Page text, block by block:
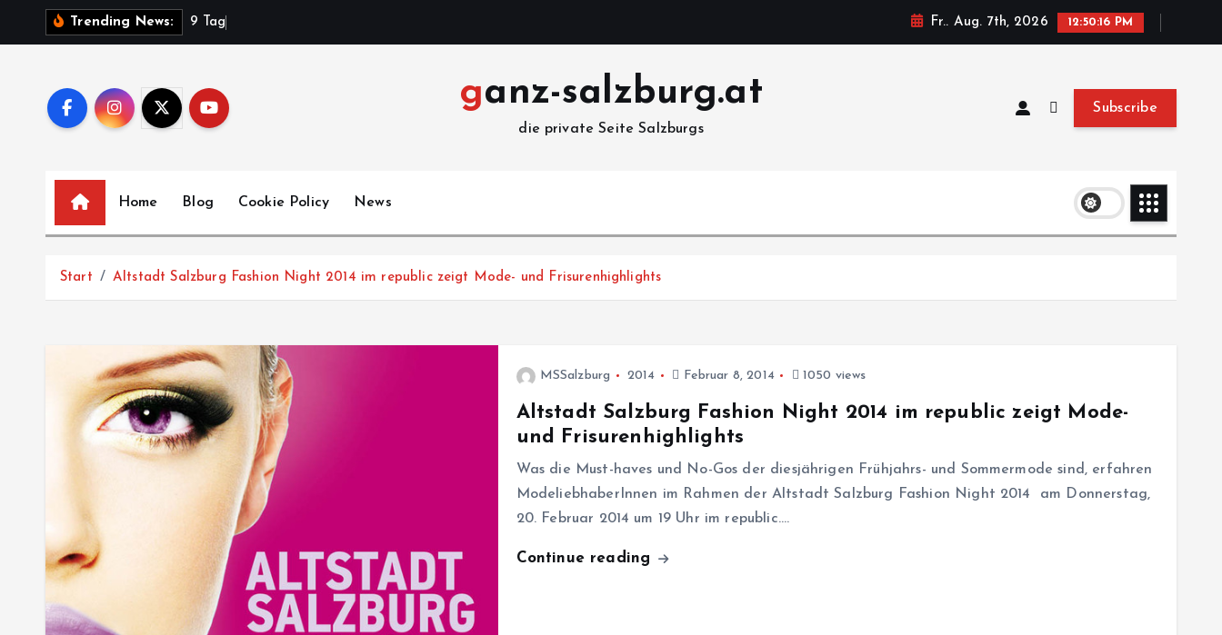
Trending News: 9 ag Fr.. Aug. 7th, 2026 12:50:16 PM
ganz-salzburg.at
die private Seite Salzburgs
Subscribe
Home Blog Cookie Policy News
Start Altstadt Salzburg Fashion Night 2014 im republic zeigt Mode- und Frisurenhighlights
MSSalzburg 2014 Februar 8, 2014 1050 views
Altstadt Salzburg Fashion Night 2014 im republic zeigt Mode-
und Frisurenhighlights
Was die Must-haves und No-Gos der diesjährigen Frühjahrs- und Sommermode sind, erfahren
ModeliebhaberInnen im Rahmen der Altstadt Salzburg Fashion Night 2014 am Donnerstag,
20. Februar 2014 um 19 Uhr im republic.…
Continue reading